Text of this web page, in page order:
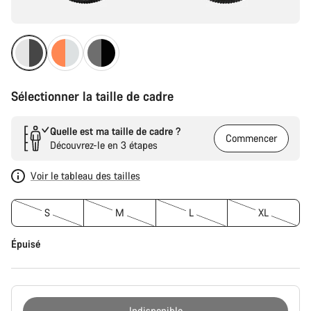
Sélectionner la taille de cadre
Quelle est ma taille de cadre ?
Découvrez-le en 3 étapes
Commencer
Voir le tableau des tailles
S M L XL
Épuisé